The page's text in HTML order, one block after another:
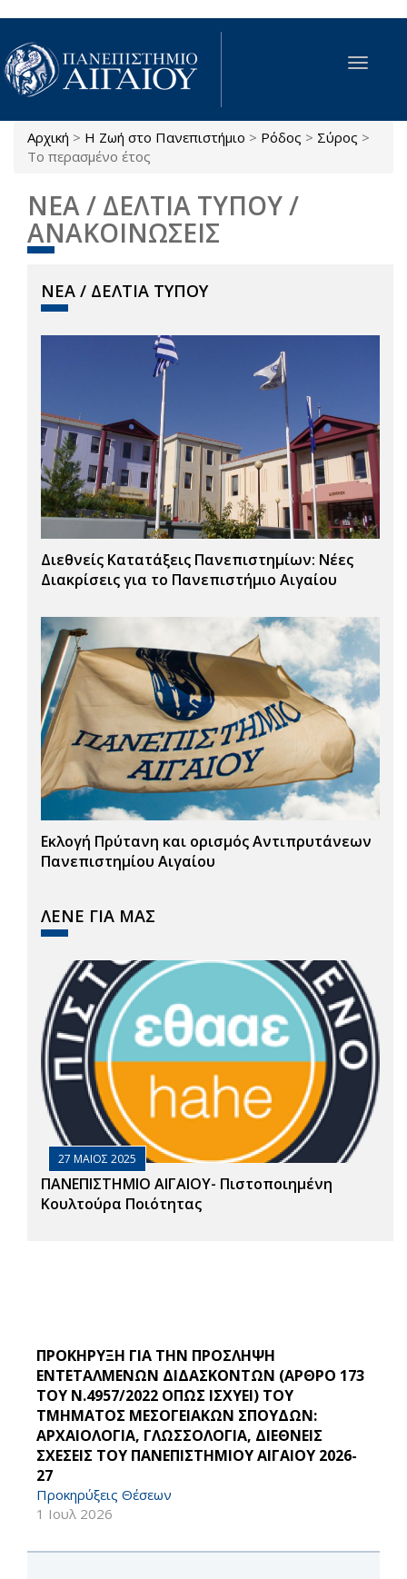
Παράκαμψη προς το κυρίως περιεχόμενο
Toggle
Είστε εδώ
Αρχική > Η Ζωή στο Πανεπιστήμιο > Ρόδος > Σύρος >
Το περασμένο έτος
ΝΕΑ / ΔΕΛΤΙΑ ΤΥΠΟΥ /
ΑΝΑΚΟΙΝΩΣΕΙΣ
ΝΕΑ / ΔΕΛΤΙΑ ΤΥΠΟΥ
Διεθνείς Κατατάξεις Πανεπιστημίων: Νέες
Διακρίσεις για το Πανεπιστήμιο Αιγαίου
Εκλογή Πρύτανη και ορισμός Αντιπρυτάνεων
Πανεπιστημίου Αιγαίου
ΛΕΝΕ ΓΙΑ ΜΑΣ
27 ΜΑΙΟΣ 2025
ΠΑΝΕΠΙΣΤΗΜΙΟ ΑΙΓΑΙΟΥ- Πιστοποιημένη
Κουλτούρα Ποιότητας
ΠΡΟΚΗΡΥΞΗ ΓΙΑ ΤΗΝ ΠΡΟΣΛΗΨΗ
ΕΝΤΕΤΑΛΜΕΝΩΝ ΔΙΔΑΣΚΟΝΤΩΝ (ΑΡΘΡΟ 173
ΤΟΥ Ν.4957/2022 ΟΠΩΣ ΙΣΧΥΕΙ) ΤΟΥ
ΤΜΗΜΑΤΟΣ ΜΕΣΟΓΕΙΑΚΩΝ ΣΠΟΥΔΩΝ:
ΑΡΧΑΙΟΛΟΓΙΑ, ΓΛΩΣΣΟΛΟΓΙΑ, ΔΙΕΘΝΕΙΣ
ΣΧΕΣΕΙΣ ΤΟΥ ΠΑΝΕΠΙΣΤΗΜΙΟΥ ΑΙΓΑΙΟΥ 2026-
27
Προκηρύξεις Θέσεων
1 Ιουλ 2026